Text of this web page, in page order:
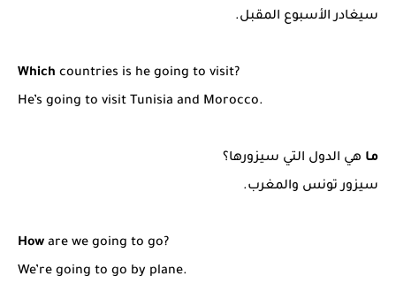
سيغادر الأسبوع المقبل.
Which countries is he going to visit?
He’s going to visit Tunisia and Morocco.
ما هي الدول التي سيزورها؟
سيزور تونس والمغرب.
How are we going to go?
We’re going to go by plane.